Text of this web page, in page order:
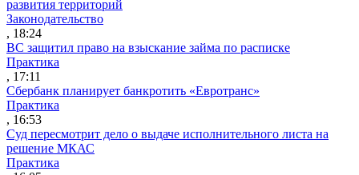
развития территорий
Законодательство
, 18:24
ВС защитил право на взыскание займа по расписке
Практика
, 17:11
Сбербанк планирует банкротить «Евротранс»
Практика
, 16:53
Суд пересмотрит дело о выдаче исполнительного листа на
решение МКАС
Практика